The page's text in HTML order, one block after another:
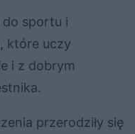
do sportu i
które uczy
i z dobrym
przerodziły się